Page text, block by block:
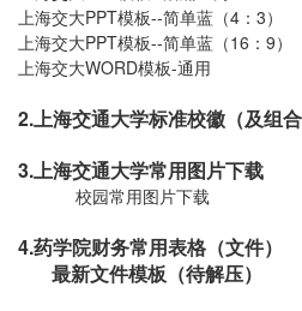
上海交大PPT模板--简单蓝（4：3）
上海交大PPT模板--简单蓝（16：9）
上海交大WORD模板-通用
2.上海交通大学标准校徽（及组合
3.上海交通大学常用图片下载
校园常用图片下载
4.药学院财务常用表格（文件）
最新文件模板 （待解压）